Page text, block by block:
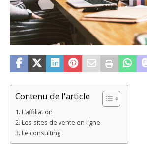
Contenu de l'article
L’affiliation
Les sites de vente en ligne
Le consulting